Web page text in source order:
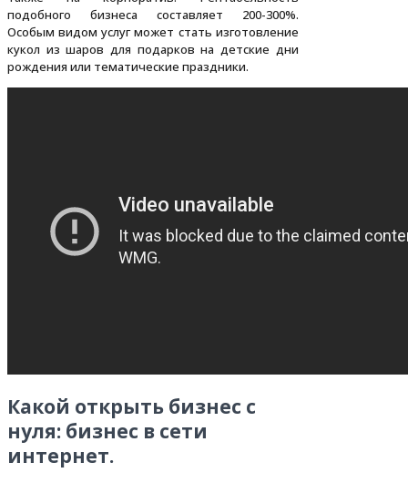
подобного бизнеса составляет 200-300%.
Особым видом услуг может стать изготовление
кукол из шаров для подарков на детские дни
рождения или тематические праздники.
Какой открыть бизнес с
нуля: бизнес в сети
интернет.